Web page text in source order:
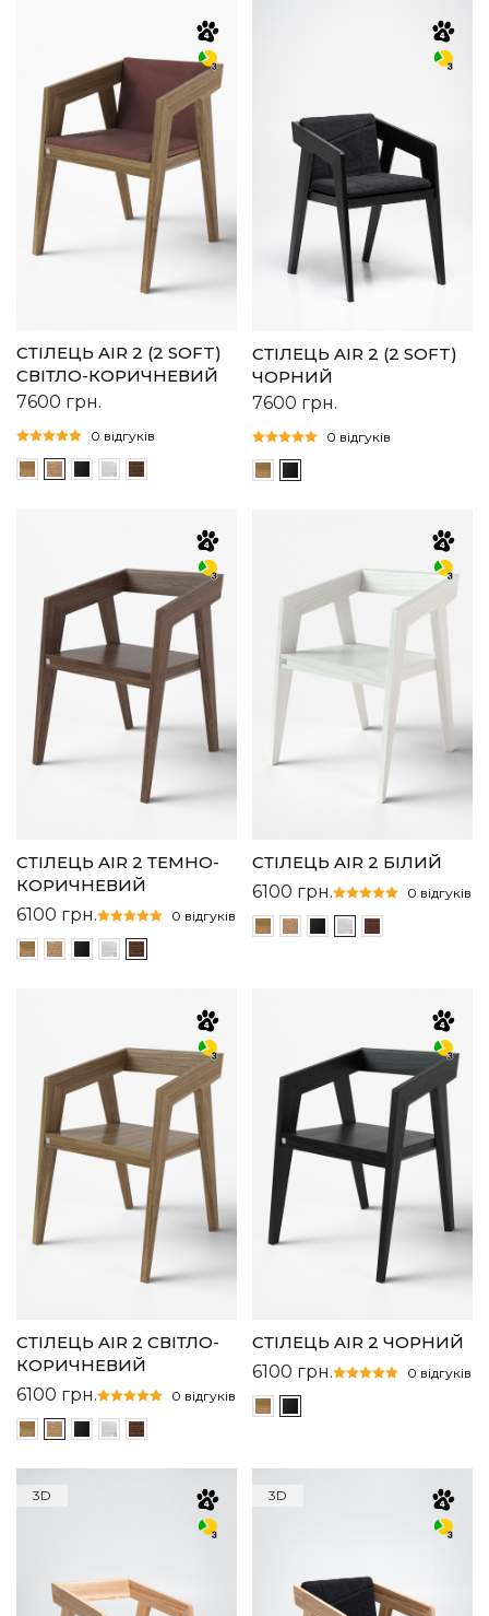
СТІЛЕЦЬ AIR 2 (2 SOFT)
СВІТЛО-КОРИЧНЕВИЙ
7600 грн.
0 відгуків
СТІЛЕЦЬ AIR 2 (2 SOFT)
ЧОРНИЙ
7600 грн.
0 відгуків
СТІЛЕЦЬ AIR 2 ТЕМНО-
КОРИЧНЕВИЙ
6100 грн. 0 відгуків
CТІЛЕЦЬ AIR 2 БІЛИЙ
6100 грн. 0 відгуків
СТІЛЕЦЬ AIR 2 СВІТЛО-
КОРИЧНЕВИЙ
6100 грн. 0 відгуків
СТІЛЕЦЬ AIR 2 ЧОРНИЙ
6100 грн. 0 відгуків
3D 3D